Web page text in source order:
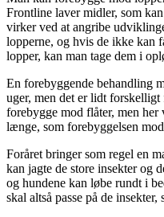
Frontline laver midler, som
virker ved at angribe
lopperne, og hvis de ikke kan
lopper, kan man tage dem i
En forebyggende behandling
uger, men det er lidt
forebygge mod flåter, men
længe, som forebyggelsen
Foråret bringer som regel en
kan jagte de store insekter og
og hundene kan løbe rundt i
skal altså passe på de